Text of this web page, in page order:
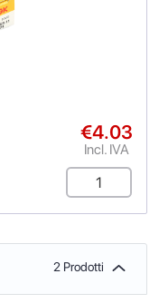
€4.03
Incl. IVA
2 Prodotti